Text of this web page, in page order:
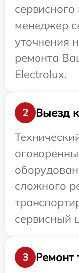
менеджер
уточнения
ремонта
Electrolux.
2
Выезд
сложного
сервисный
3 Ремонт